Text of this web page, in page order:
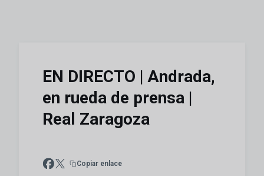
EN DIRECTO | Andrada,
en rueda de prensa |
Real Zaragoza
Copiar enlace